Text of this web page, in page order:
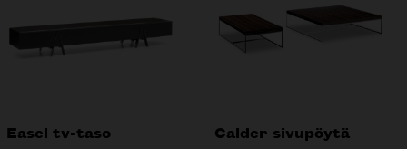
Easel tv-taso Calder sivupöytä